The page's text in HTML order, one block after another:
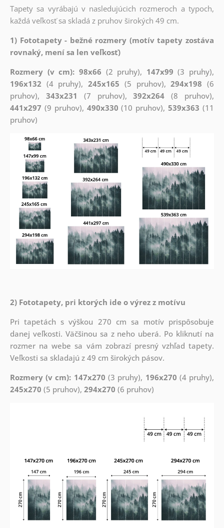
Tapety sa vyrábajú v nasledujúcich rozmeroch a typoch,
každá veľkosť sa skladá z pruhov širokých 49 cm.
1) Fototapety - bežné rozmery (motív tapety zostáva
rovnaký, mení sa len veľkosť)
Rozmery (v cm): 98x66 (2 pruhy), 147x99 (3 pruhy),
196x132 (4 pruhy),245x165 (5 pruhov),294x198 (6
pruhov), 343x231 (7 pruhov),392x264 (8 pruhov),
441x297 (9 pruhov), 490x330 (10 pruhov),539x363 (11
pruhov)
2) Fototapety, pri ktorých ide o výrez z motívu
Pri tapetách s výškou 270 cm sa motív prispôsobuje
danej veľkosti. Väčšinou sa z neho uberá. Po kliknutí na
rozmer na webe sa vám zobrazí presný vzhľad tapety.
Veľkosti sa skladajú z 49 cm širokých pásov.
Rozmery (v cm): 147x270 (3 pruhy), 196x270 (4 pruhy),
245x270 (5 pruhov), 294x270 (6 pruhov)